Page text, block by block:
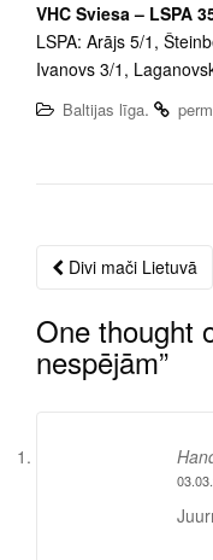
VHC Sviesa – LSPA
LSPA: Arājs 5/1,
Ivanovs 3/1,
Baltijas līga.
Post
navigation
Divi mači Lietuvā
One thought
nespējām”